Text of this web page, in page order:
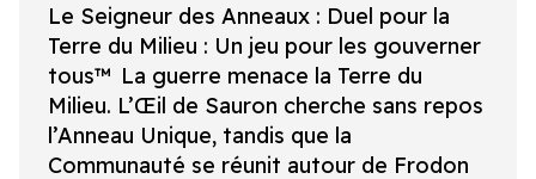
Le Seigneur des Anneaux : Duel pour la
Terre du Milieu : Un jeu pour les gouverner
tous™ La guerre menace la Terre du
Milieu. L’Œil de Sauron cherche sans repos
l’Anneau Unique, tandis que la
Communauté se réunit autour de Frodon